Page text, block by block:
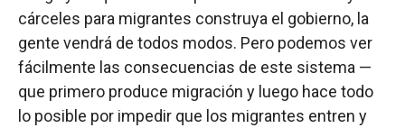
cárceles para migrantes construya el gobierno, la
gente vendrá de todos modos. Pero podemos ver
fácilmente las consecuencias de este sistema —
que primero produce migración y luego hace todo
lo posible por impedir que los migrantes entren y